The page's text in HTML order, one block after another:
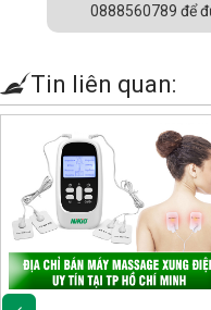
0888560789 để
Tin liên quan: